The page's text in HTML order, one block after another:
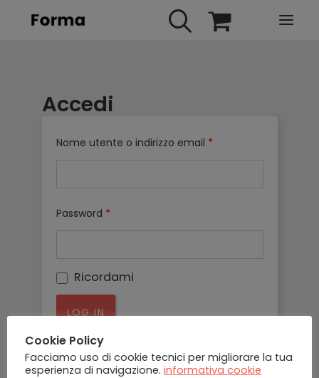
WEBINARS
E-LEARNING
Accedi
Nome utente o indirizzo email *
Password *
Ricordami
LOG IN
Password dimenticata?
Cookie Policy
Facciamo uso di cookie tecnici per migliorare la tua
esperienza di navigazione. informativa cookie